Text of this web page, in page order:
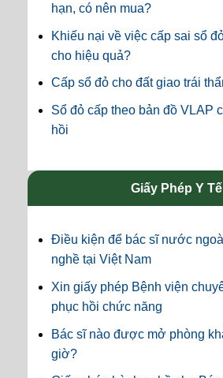
hạn, có nên mua?
Khiếu nại về việc cấp sai sổ
cho hiệu quả?
Cấp sổ đỏ cho đất giao trái
Sổ đỏ cấp theo bản đồ VLAP
hồi
Giấy Phép Y Tế
Điều kiện để bác sĩ nước
nghề tại Việt Nam
Xin giấy phép Bệnh viện
phục hồi chức năng
Bác sĩ nào được mở phòng
giờ?